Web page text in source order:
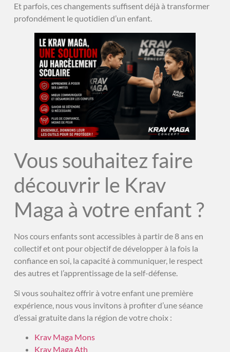
Et parfois, ces changements suffisent déjà à transformer
profondément le quotidien d’un enfant.
Vous souhaitez faire
découvrir le Krav
Maga à votre enfant ?
Nos cours enfants sont accessibles à partir de 8 ans en
collectif et ont pour objectif de développer à la fois la
confiance en soi, la capacité à communiquer, le respect
des autres et l’apprentissage de la self-défense.
Si vous souhaitez offrir à votre enfant une première
expérience, nous vous invitons à profiter d’une séance
d’essai gratuite dans la région de votre choix :
Krav Maga Mons
Krav Maga Ath